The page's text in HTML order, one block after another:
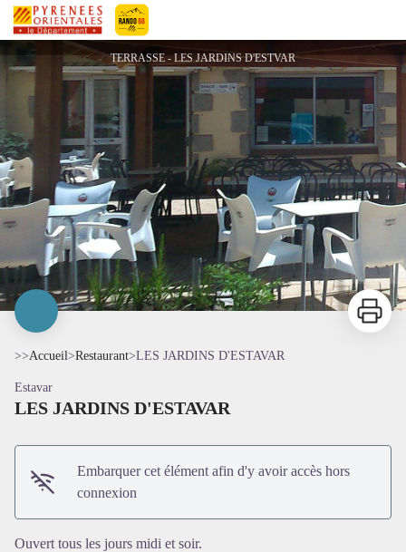
Pyrénées-Orientales Le Département
LES JARDINS D'ESTAVAR
TERRASSE - LES JARDINS D'ESTVAR
Imprimer
>>Accueil>Restaurant>LES JARDINS D'ESTAVAR
Estavar
LES JARDINS D'ESTAVAR
Embarquer cet élément afin d'y avoir accès hors
connexion
Ouvert tous les jours midi et soir.